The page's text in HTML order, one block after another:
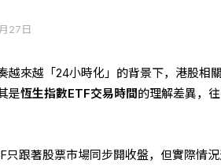
27日
越來越「24小時化」的背景下，港股相
是恆生指數ETF交易時間的理解差異，
只跟著股票市場同步開收盤，但實際情況